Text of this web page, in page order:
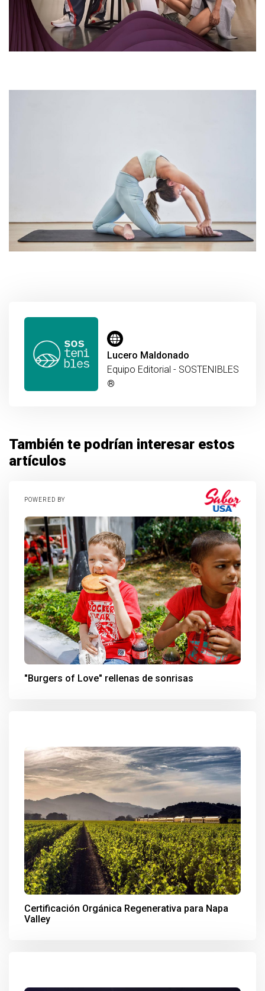
Lucero Maldonado
Equipo Editorial - SOSTENIBLES
®
También te podrían interesar estos
artículos
POWERED BY
"Burgers of Love" rellenas de sonrisas
Certificación Orgánica Regenerativa para Napa
Valley